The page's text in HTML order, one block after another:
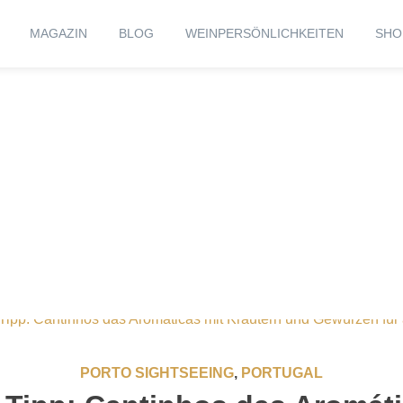
MAGAZIN BLOG WEINPERSÖNLICHKEITEN
PORTO SIGHTSEEING, PORTUGAL